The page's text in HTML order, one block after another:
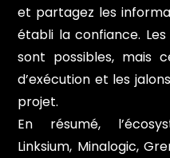
et partagez les
établi la confiance.
sont possibles, mais
d’exécution et les
projet.
En résumé,
Linksium, Minalogic,